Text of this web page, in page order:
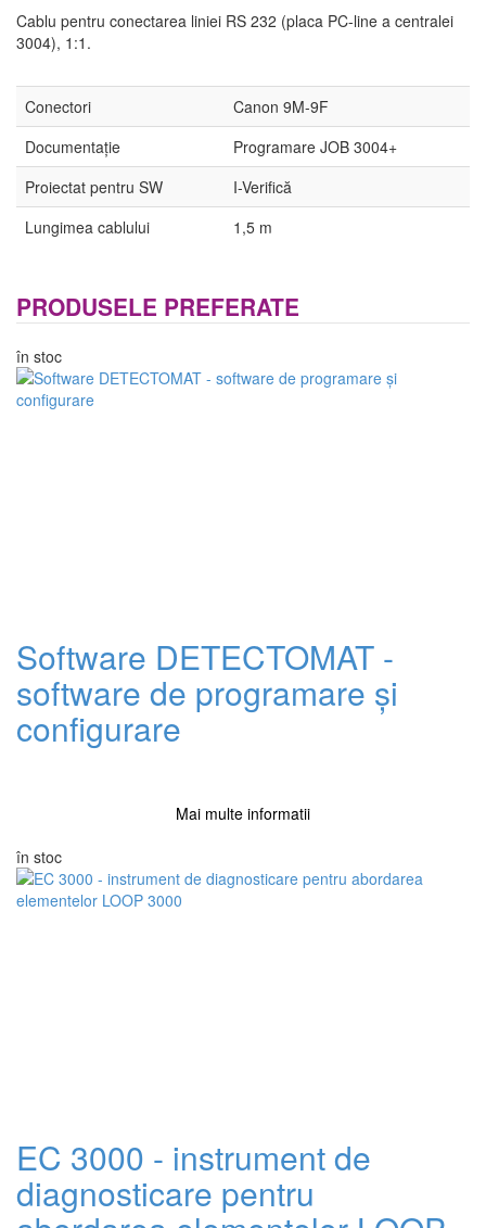
Cablu pentru conectarea liniei RS 232 (placa PC-line a centralei
3004), 1:1.
Conectori
Canon 9M-9F
Documentație
Programare JOB 3004+
Proiectat pentru SW
I-Verifică
Lungimea cablului
1,5 m
PRODUSELE PREFERATE
în stoc
Software DETECTOMAT -
software de programare și
configurare
Mai multe informatii
în stoc
EC 3000 - instrument de
diagnosticare pentru